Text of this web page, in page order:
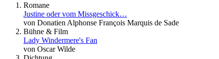
Romane
Justine oder vom Missgeschick…
von Donatien Alphonse François Marquis de Sade
Bühne & Film
Lady Windermere's Fan
von Oscar Wilde